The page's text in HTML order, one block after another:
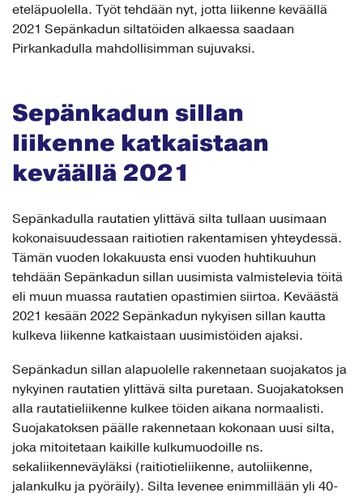
eteläpuolella. Työt tehdään nyt, jotta liikenne keväällä
2021 Sepänkadun siltatöiden alkaessa saadaan
Pirkankadulla mahdollisimman sujuvaksi.
Sepänkadun sillan
liikenne katkaistaan
keväällä 2021
Sepänkadulla rautatien ylittävä silta tullaan uusimaan
kokonaisuudessaan raitiotien rakentamisen yhteydessä.
Tämän vuoden lokakuusta ensi vuoden huhtikuuhun
tehdään Sepänkadun sillan uusimista valmistelevia töitä
eli muun muassa rautatien opastimien siirtoa. Keväästä
2021 kesään 2022 Sepänkadun nykyisen sillan kautta
kulkeva liikenne katkaistaan uusimistöiden ajaksi.
Sepänkadun sillan alapuolelle rakennetaan suojakatos ja
nykyinen rautatien ylittävä silta puretaan. Suojakatoksen
alla rautatieliikenne kulkee töiden aikana normaalisti.
Suojakatoksen päälle rakennetaan kokonaan uusi silta,
joka mitoitetaan kaikille kulkumuodoille ns.
sekaliikenneväyläksi (raitiotieliikenne, autoliikenne,
jalankulku ja pyöräily). Silta levenee enimmillään yli 40-